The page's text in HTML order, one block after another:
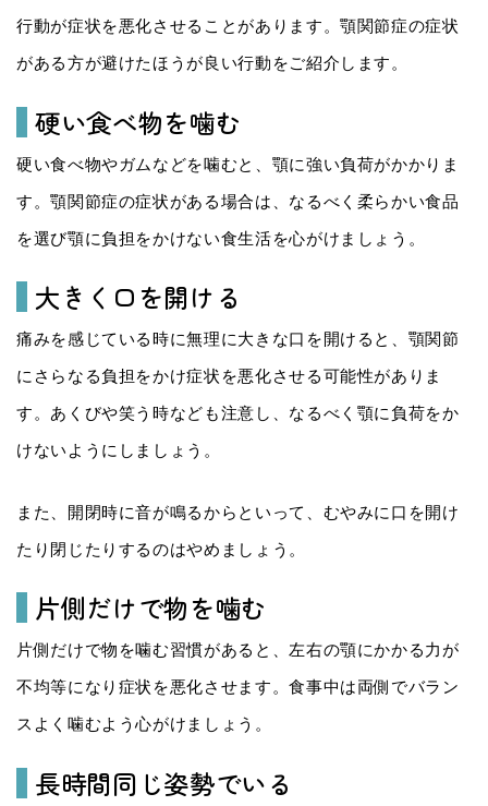
行動が症状を悪化させることがあります。顎関節症の症状
がある方が避けたほうが良い行動をご紹介します。
硬い食べ物を噛む
硬い食べ物やガムなどを噛むと、顎に強い負荷がかかりま
す。顎関節症の症状がある場合は、なるべく柔らかい食品
を選び顎に負担をかけない食生活を心がけましょう。
大きく口を開ける
痛みを感じている時に無理に大きな口を開けると、顎関節
にさらなる負担をかけ症状を悪化させる可能性がありま
す。あくびや笑う時なども注意し、なるべく顎に負荷をか
けないようにしましょう。
また、開閉時に音が鳴るからといって、むやみに口を開け
たり閉じたりするのはやめましょう。
片側だけで物を噛む
片側だけで物を噛む習慣があると、左右の顎にかかる力が
不均等になり症状を悪化させます。食事中は両側でバラン
スよく噛むよう心がけましょう。
長時間同じ姿勢でいる